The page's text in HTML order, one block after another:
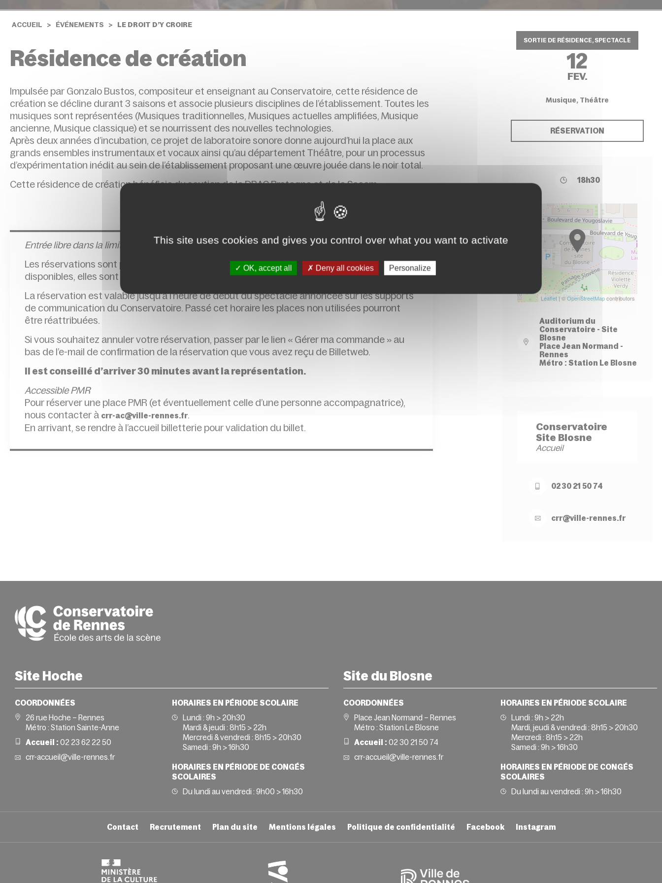
ACCUEIL ÉVÉNEMENTS LE DROIT D’Y CROIRE
Résidence de création
Impulsée par Gonzalo Bustos, composi­teur et enseignant au Conservatoire, cette résidence de
création se décline durant 3 saisons et associe plusieurs disciplines de l’établissement. Toutes les
musiques sont représentées (Musiques traditionnelles, Musiques actuelles amplifiées, Musique
ancienne, Musique classique) et se nourrissent des nouvelles technologies.
Après deux années d’incubation, ce projet de laboratoire sonore donne aujourd’hui la place aux
grands ensembles instrumentaux et vocaux ainsi qu’au département Théâtre, pour un processus
d’expérimentation inédit au sein de l’établissement proposant une œuvre jouée dans le noir total.
Cette résidence de création bénéficie du soutien de la DRAC Bretagne et de la Sacem
Entrée libre dans la limite des places disponibles,réservation conseillée
Les réservations sont possibles jusqu’à l’heure du spectacle. Si des places restent
disponibles, elles sont délivrées sur place, à l’entrée du spectacle.
La réservation est valable jusqu’à l’heure de début du spectacle annoncée sur les supports
de communication du Conservatoire. Passé cet horaire les places non utilisées pourront
être réattribuées.
Si vous souhaitez annuler votre réservation, passer par le lien « Gérer ma commande » au
bas de l’e-mail de confirmation de la réservation que vous avez reçu de Billetweb.
Il est conseillé d’arriver 30 minutes avant la représentation.
Accessible PMR
Pour réserver une place PMR (et éventuellement celle d’une personne accompagnatrice),
nous contacter à crr-ac@ville-rennes.fr.
En arrivant, se rendre à l’accueil billetterie pour validation du billet.
SORTIE DE RÉSIDENCE, SPECTACLE
12
FEV.
Musique, Théâtre
RÉSERVATION
18h30
Leaflet| ©OpenStreetMapcontributors
Auditorium du
Conservatoire - Site
Blosne
Place Jean Normand -
Rennes
Métro : Station Le Blosne
Conservatoire
Site Blosne
Accueil
02 30 21 50 74
crr@ville-rennes.fr
Site Hoche
COORDONNÉES
26 rue Hoche – Rennes
Métro : Station Sainte-Anne
Accueil : 02 23 62 22 50
crr-accueil@ville-rennes.fr
HORAIRES EN PÉRIODE SCOLAIRE
Lundi : 9h > 20h30
Mardi & jeudi : 8h15 > 22h
Mercredi & vendredi : 8h15 > 20h30
Samedi : 9h > 16h30
HORAIRES EN PÉRIODE DE CONGÉS
SCOLAIRES
Du lundi au vendredi : 9h00 > 16h30
Site du Blosne
COORDONNÉES
Place Jean Normand – Rennes
Métro : Station Le Blosne
Accueil : 02 30 21 50 74
crr-accueil@ville-rennes.fr
HORAIRES EN PÉRIODE SCOLAIRE
Lundi : 9h > 22h
Mardi, jeudi & vendredi : 8h15 > 20h30
Mercredi : 8h15 > 22h
Samedi : 9h > 16h30
HORAIRES EN PÉRIODE DE CONGÉS
SCOLAIRES
Du lundi au vendredi : 9h > 16h30
Contact Recrutement Plan du site Mentions légales Politique de confidentialité Facebook Instagram
This site uses cookies and gives you control over what you want to activate
OK, accept all Deny all cookies Personalize